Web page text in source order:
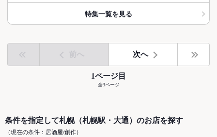
特集一覧を見る
前へ 次へ
1ページ目
全3ページ
条件を指定して札幌（札幌駅・大通）のお店を探す
（現在の条件：居酒屋/創作）